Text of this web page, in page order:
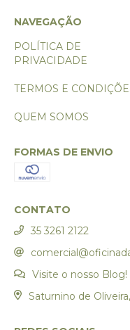
NAVEGAÇÃO
POLÍTICA DE
PRIVACIDADE
TERMOS E
QUEM SOMOS
FORMAS DE ENVIO
CONTATO
35 3261 2122
Visite o nosso Blog!
Saturnino de